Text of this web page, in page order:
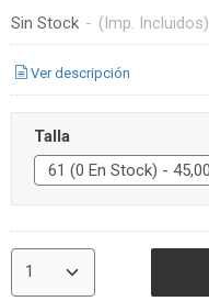
Sin Stock - (Imp. Incluidos)
Ver descripción
Talla